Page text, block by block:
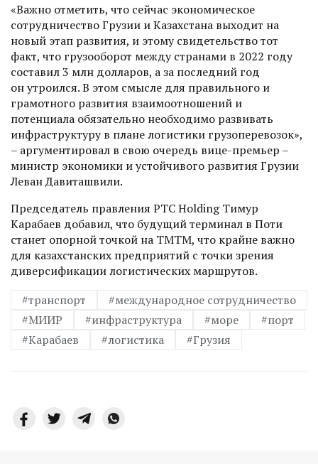
«Важно отметить, что сейчас экономическое
сотрудничество Грузии и Казахстана выходит на
новый этап развития, и этому свидетельство тот
факт, что грузооборот между странами в 2022 году
составил 3 млн долларов, а за последний год
он утроился. В этом смысле для правильного и
грамотного развития взаимоотношений и
потенциала обязательно необходимо развивать
инфраструктуру в плане логистики грузоперевозок»,
– аргументировал в свою очередь вице-премьер –
министр экономики и устойчивого развития Грузии
Леван Давиташвили.
Председатель правления PTC Holding Тимур
Карабаев добавил, что будущий терминал в Поти
станет опорной точкой на ТМТМ, что крайне важно
для казахстанских предприятий с точки зрения
диверсификации логистических маршрутов.
#транспорт
#международное сотрудничество
#МИИР
#инфраструктура #море
#порт
#Карабаев
#логистика #Грузия